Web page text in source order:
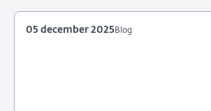
Blog
05 december 2025